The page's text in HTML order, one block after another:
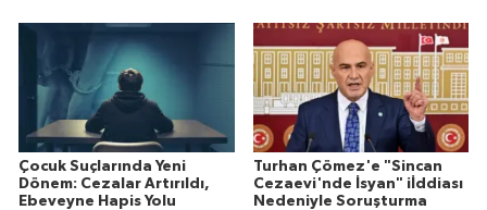
Çocuk Suçlarında Yeni
Dönem: Cezalar Artırıldı,
Ebeveyne Hapis Yolu
Turhan Çömez'e "Sincan
Cezaevi'nde İsyan" iİddiası
Nedeniyle Soruşturma